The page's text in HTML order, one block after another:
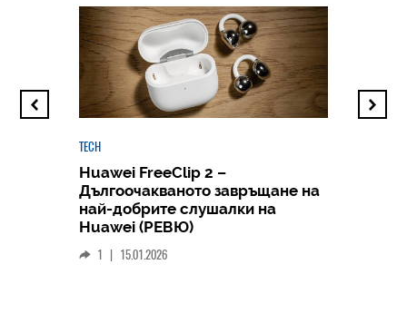
TECH
Huawei FreeClip 2 –
Дългоочакваното завръщане на
най-добрите слушалки на
Huawei (РЕВЮ)
1 | 15.01.2026